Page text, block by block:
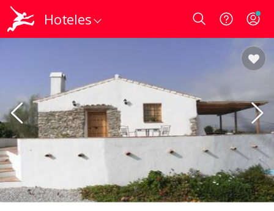
Hoteles Login